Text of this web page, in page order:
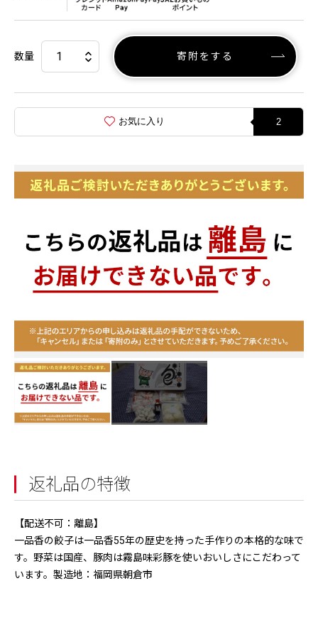
数量 寄附をする
お気に入り 2
返礼品の特徴
【配送不可：離島】
一品香の餃子は一品香55年の歴史を持った手作りの本格的な味で
す。野菜は国産、豚肉は霧島味彩豚を使いおいしさにこだわって
います。製造地：福岡県朝倉市